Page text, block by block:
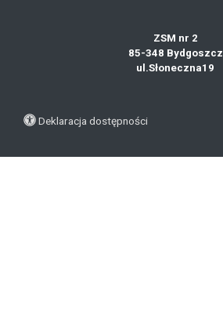
ZSM nr 2
85-348 Bydgoszcz
ul.Słoneczna19
Deklaracja dostępności